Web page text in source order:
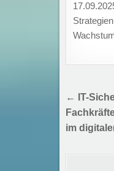
← IT-
im